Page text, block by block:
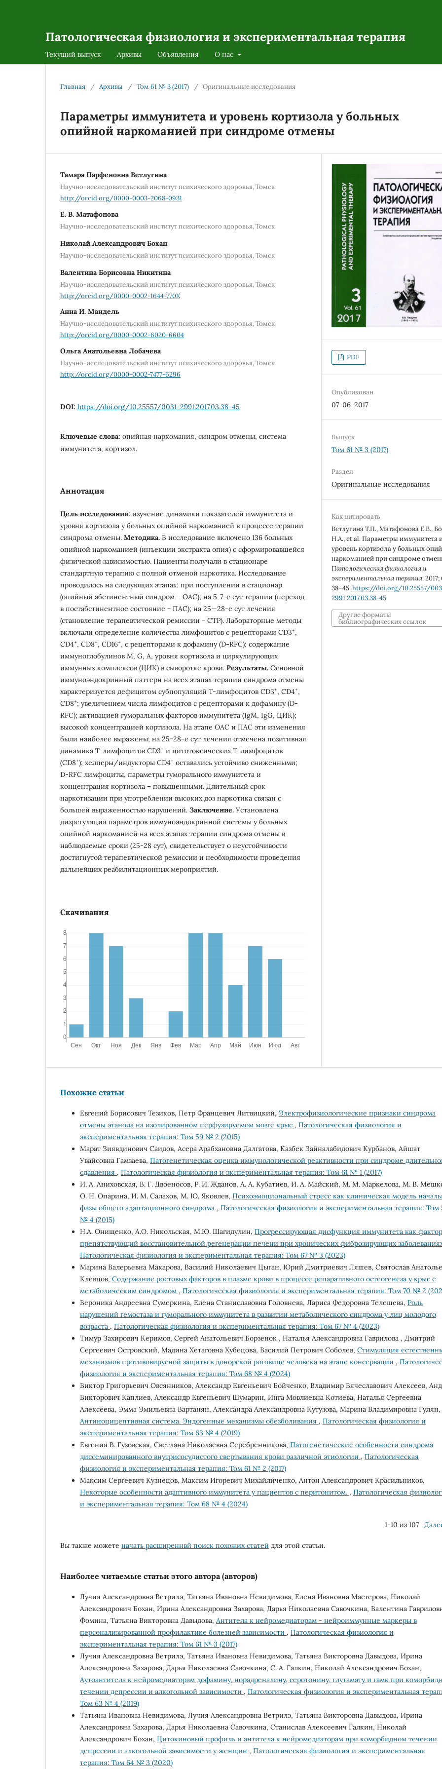
Патологическая физиология и экспериментальная терапия
Текущий выпуск Архивы Объявления О нас
Главная / Архивы / Том 61 № 3 (2017) / Оригинальные исследования
Параметры иммунитета и уровень кортизола у больных
опийной наркоманией при синдроме отмены
Тамара Парфеновна Ветлугина
Научно-исследовательский институт психического здоровья, Томск
http://orcid.org/0000-0003-2068-0931
Е. В. Матафонова
Научно-исследовательский институт психического здоровья, Томск
Николай Александрович Бохан
Научно-исследовательский институт психического здоровья, Томск
Валентина Борисовна Никитина
Научно-исследовательский институт психического здоровья, Томск
http://orcid.org/0000-0002-1644-770X
Анна И. Мандель
Научно-исследовательский институт психического здоровья, Томск
http://orcid.org/0000-0002-6020-6604
Ольга Анатольевна Лобачева
Научно-исследовательский институт психического здоровья, Томск
http://orcid.org/0000-0002-7477-6296
DOI: https://doi.org/10.25557/0031-2991.2017.03.38-45
Ключевые слова: опийная наркомания, синдром отмены, система
иммунитета, кортизол.
Аннотация
Цель исследования: изучение динамики показателей иммунитета и
уровня кортизола у больных опийной наркоманией в процессе терапии
синдрома отмены. Методика. В исследование включено 136 больных
опийной наркоманией (инъекции экстракта опия) с сформировавшейся
физической зависимостью. Пациенты получали в стационаре
стандартную терапию с полной отменой наркотика. Исследование
проводилось на следующих этапах: при поступлении в стационар
(опийный абстинентный синдром – ОАС); на 5-7-е сут терапии (переход
в постабстинентное состояние − ПАС); на 25—28-е сут лечения
(становление терапевтической ремиссии − СТР). Лабораторные методы
включали определение количества лимфоцитов с рецепторами CD3+,
CD4+, CD8+, СD16+, с рецепторами к дофамину (D-RFC); содержание
иммуноглобулинов М, G, А, уровня кортизола и циркулирующих
иммунных комплексов (ЦИК) в сыворотке крови. Результаты. Основной
иммуноэндокринный паттерн на всех этапах терапии синдрома отмены
характеризуется дефицитом субпопуляций Т-лимфоцитов CD3+, CD4+,
СD8+; увеличением числа лимфоцитов с рецепторами к дофамину (D-
RFC); активацией гуморальных факторов иммунитета (IgM, IgG, ЦИК);
высокой концентрацией кортизола. На этапе ОАС и ПАС эти изменения
были наиболее выражены; на 25−28-е сут лечения отмечена позитивная
динамика Т-лимфоцитов СD3+ и цитотоксических Т-лимфоцитов
(СD8+); хелперы/индукторы CD4+ оставались устойчиво сниженными;
D-RFC лимфоциты, параметры гуморального иммунитета и
концентрация кортизола – повышенными. Длительный срок
наркотизации при употреблении высоких доз наркотика связан с
большей выраженностью нарушений. Заключение. Установлена
дизрегуляция параметров иммуноэндокринной системы у больных
опийной наркоманией на всех этапах терапии синдрома отмены в
наблюдаемые сроки (25-28 сут), свидетельствует о неустойчивости
достигнутой терапевтической ремиссии и необходимости проведения
дальнейших реабилитационных мероприятий.
Скачивания
PDF
Опубликован
07-06-2017
Выпуск
Том 61 № 3 (2017)
Раздел
Оригинальные исследования
Как цитировать
Ветлугина Т.П., Матафонова Е.В.,
Н.А., et al. Параметры иммунитета
уровень кортизола у больных
наркоманией при синдроме
Патологическая физиология и
экспериментальная терапия. 2017;
38–45.https://doi.org/10.25557/
2991.2017.03.38-45
Другие форматы
библиографических ссылок
Похожие статьи
Евгений Борисович Тезиков, Петр Францевич Литвицкий, Электрофизиологические признаки синдрома
отмены этанола на изолированном перфузируемом мозге крыс , Патологическая физиология и
экспериментальная терапия: Том 59 № 2 (2015)
Марат Зиявдинович Саидов, Асера Арабхановна Далгатова, Казбек Зайналабидович Курбанов, Айшат
Увайсовна Гамзаева, Патогенетическая оценка иммунологической реактивности при синдроме
сдавления , Патологическая физиология и экспериментальная терапия: Том 61 № 1 (2017)
И. А. Аниховская, В. Г. Двоеносов, Р. И. Жданов, А. А. Кубатиев, И. А. Майский, М. М. Маркелова, М. В.
О. Н. Опарина, И. М. Салахов, М. Ю. Яковлев, Психоэмоциональный стресс как клиническая модель
фазы общего адаптационного синдрома , Патологическая физиология и экспериментальная терапия: Том
№ 4 (2015)
Н.А. Онищенко, А.О. Никольская, М.Ю. Шагидулин, Прогрессирующая дисфункция иммунитета как
препятствующий восстановительной регенерации печени при хронических фиброзирующих
Патологическая физиология и экспериментальная терапия: Том 67 № 3 (2023)
Марина Валерьевна Макарова, Василий Николаевич Цыган, Юрий Дмитриевич Ляшев, Святослав
Клевцов, Содержание ростовых факторов в плазме крови в процессе репаративного остеогенеза у крыс с
метаболическим синдромом , Патологическая физиология и экспериментальная терапия: Том 70 № 2
Вероника Андреевна Сумеркина, Елена Станиславовна Головнева, Лариса Федоровна Телешева, Роль
нарушений гемостаза и гуморального иммунитета в развитии метаболического синдрома у лиц молодого
возраста , Патологическая физиология и экспериментальная терапия: Том 67 № 4 (2023)
Тимур Захирович Керимов, Сергей Анатольевич Борзенок , Наталья Александровна Гаврилова , Дмитрий
Сергеевич Островский, Мадина Хетаговна Хубецова, Василий Петрович Соболев, Стимуляция
механизмов противовирусной защиты в донорской роговице человека на этапе консервации ,
физиология и экспериментальная терапия: Том 68 № 4 (2024)
Виктор Григорьевич Овсянников, Александр Евгеньевич Бойченко, Владимир Вячеславович Алексеев,
Викторович Каплиев, Александр Евгеньевич Шумарин, Инга Мовлиевна Котиева, Наталья Сергеевна
Алексеева, Эмма Эмильевна Вартанян, Александра Александровна Кутузова, Марина Владимировна Гулян,
Антиноцицептивная система. Эндогенные механизмы обезболивания , Патологическая физиология и
экспериментальная терапия: Том 63 № 4 (2019)
Евгения В. Гузовская, Светлана Николаевна Серебренникова, Патогенетические особенности синдрома
диссеминированного внутрисосудистого свертывания крови различной этиологии , Патологическая
физиология и экспериментальная терапия: Том 61 № 2 (2017)
Максим Сергеевич Кузнецов, Максим Игоревич Михайличенко, Антон Александрович Красильников,
Некоторые особенности адаптивного иммунитета у пациентов с пеpитонитом. , Патологическая
и экспериментальная терапия: Том 68 № 4 (2024)
1-10 из 107
Вы также можете начать расширеннвй поиск похожих статей для этой статьи.
Наиболее читаемые статьи этого автора (авторов)
Лучия Александровна Ветрилэ, Татьяна Ивановна Невидимова, Елена Ивановна Мастерова, Николай
Александрович Бохан, Ирина Александровна Захарова, Дарья Николаевна Савочкина, Валентина
Фомина, Татьяна Викторовна Давыдова, Антитела к нейромедиаторам - нейроиммунные маркеры в
персонализированной профилактике болезней зависимости , Патологическая физиология и
экспериментальная терапия: Том 61 № 3 (2017)
Лучия Александровна Ветрилэ, Татьяна Ивановна Невидимова, Татьяна Викторовна Давыдова, Ирина
Александровна Захарова, Дарья Николаевна Савочкина, С. А. Галкин, Николай Александрович Бохан,
Аутоантитела к нейромедиаторам дофамину, норадреналину, серотонину, глутамату и гамк при
течении депрессии и алкогольной зависимости , Патологическая физиология и экспериментальная
Том 63 № 4 (2019)
Татьяна Ивановна Невидимова, Лучия Александровна Ветрилэ, Татьяна Викторовна Давыдова, Ирина
Александровна Захарова, Дарья Николаевна Савочкина, Станислав Алексеевич Галкин, Николай
Александрович Бохан, Цитокиновый профиль и антитела к нейромедиаторам при коморбидном течении
депрессии и алкогольной зависимости у женщин , Патологическая физиология и экспериментальная
терапия: Том 64 № 3 (2020)